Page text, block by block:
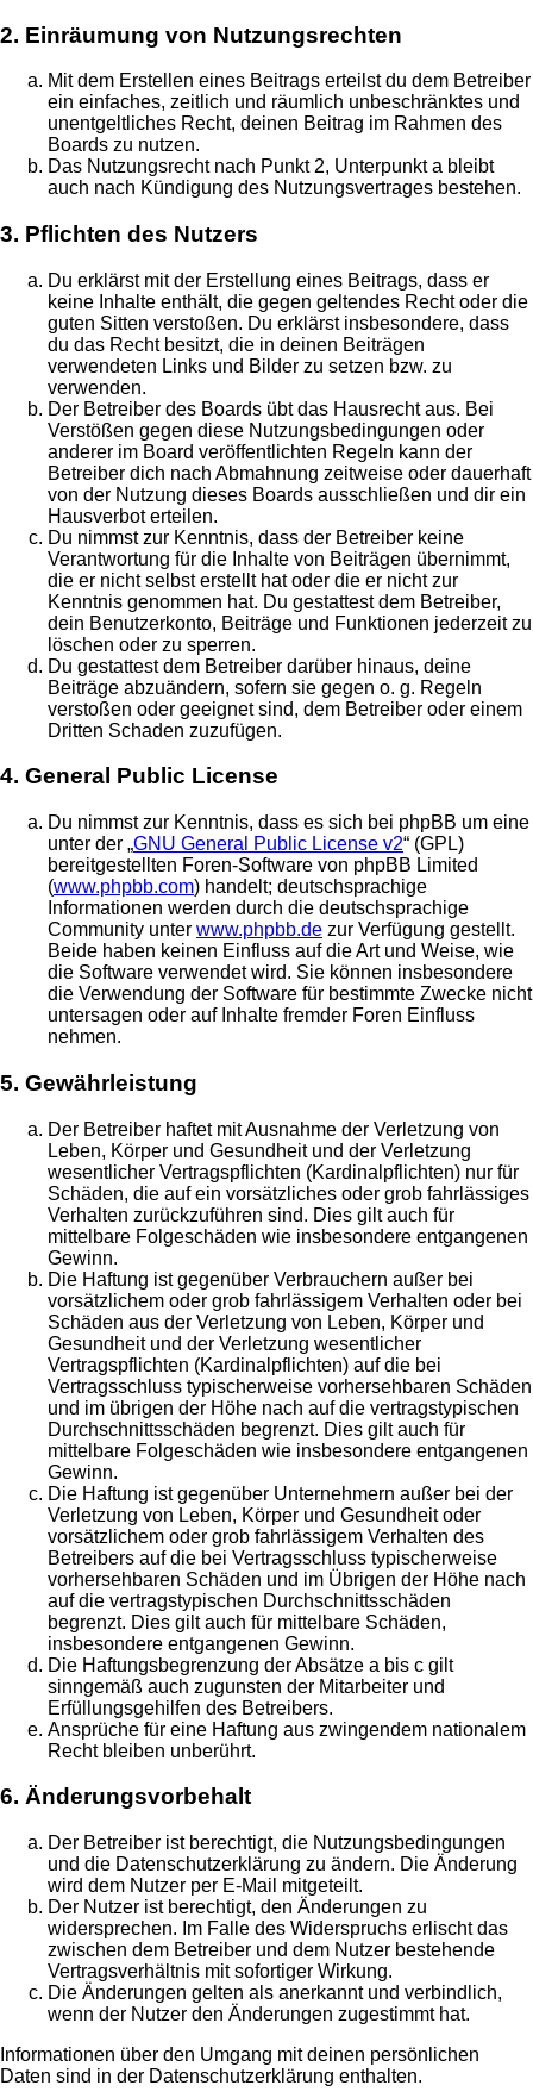
2. Einräumung von Nutzungsrechten
Mit dem Erstellen eines Beitrags erteilst du dem Betreiber
ein einfaches, zeitlich und räumlich unbeschränktes und
unentgeltliches Recht, deinen Beitrag im Rahmen des
Boards zu nutzen.
Das Nutzungsrecht nach Punkt 2, Unterpunkt a bleibt
auch nach Kündigung des Nutzungsvertrages bestehen.
3. Pflichten des Nutzers
Du erklärst mit der Erstellung eines Beitrags, dass er
keine Inhalte enthält, die gegen geltendes Recht oder die
guten Sitten verstoßen. Du erklärst insbesondere, dass
du das Recht besitzt, die in deinen Beiträgen
verwendeten Links und Bilder zu setzen bzw. zu
verwenden.
Der Betreiber des Boards übt das Hausrecht aus. Bei
Verstößen gegen diese Nutzungsbedingungen oder
anderer im Board veröffentlichten Regeln kann der
Betreiber dich nach Abmahnung zeitweise oder dauerhaft
von der Nutzung dieses Boards ausschließen und dir ein
Hausverbot erteilen.
Du nimmst zur Kenntnis, dass der Betreiber keine
Verantwortung für die Inhalte von Beiträgen übernimmt,
die er nicht selbst erstellt hat oder die er nicht zur
Kenntnis genommen hat. Du gestattest dem Betreiber,
dein Benutzerkonto, Beiträge und Funktionen jederzeit zu
löschen oder zu sperren.
Du gestattest dem Betreiber darüber hinaus, deine
Beiträge abzuändern, sofern sie gegen o. g. Regeln
verstoßen oder geeignet sind, dem Betreiber oder einem
Dritten Schaden zuzufügen.
4. General Public License
Du nimmst zur Kenntnis, dass es sich bei phpBB um eine
unter der „GNU General Public License v2“ (GPL)
bereitgestellten Foren-Software von phpBB Limited
(www.phpbb.com) handelt; deutschsprachige
Informationen werden durch die deutschsprachige
Community unter www.phpbb.de zur Verfügung gestellt.
Beide haben keinen Einfluss auf die Art und Weise, wie
die Software verwendet wird. Sie können insbesondere
die Verwendung der Software für bestimmte Zwecke nicht
untersagen oder auf Inhalte fremder Foren Einfluss
nehmen.
5. Gewährleistung
Der Betreiber haftet mit Ausnahme der Verletzung von
Leben, Körper und Gesundheit und der Verletzung
wesentlicher Vertragspflichten (Kardinalpflichten) nur für
Schäden, die auf ein vorsätzliches oder grob fahrlässiges
Verhalten zurückzuführen sind. Dies gilt auch für
mittelbare Folgeschäden wie insbesondere entgangenen
Gewinn.
Die Haftung ist gegenüber Verbrauchern außer bei
vorsätzlichem oder grob fahrlässigem Verhalten oder bei
Schäden aus der Verletzung von Leben, Körper und
Gesundheit und der Verletzung wesentlicher
Vertragspflichten (Kardinalpflichten) auf die bei
Vertragsschluss typischerweise vorhersehbaren Schäden
und im übrigen der Höhe nach auf die vertragstypischen
Durchschnittsschäden begrenzt. Dies gilt auch für
mittelbare Folgeschäden wie insbesondere entgangenen
Gewinn.
Die Haftung ist gegenüber Unternehmern außer bei der
Verletzung von Leben, Körper und Gesundheit oder
vorsätzlichem oder grob fahrlässigem Verhalten des
Betreibers auf die bei Vertragsschluss typischerweise
vorhersehbaren Schäden und im Übrigen der Höhe nach
auf die vertragstypischen Durchschnittsschäden
begrenzt. Dies gilt auch für mittelbare Schäden,
insbesondere entgangenen Gewinn.
Die Haftungsbegrenzung der Absätze a bis c gilt
sinngemäß auch zugunsten der Mitarbeiter und
Erfüllungsgehilfen des Betreibers.
Ansprüche für eine Haftung aus zwingendem nationalem
Recht bleiben unberührt.
6. Änderungsvorbehalt
Der Betreiber ist berechtigt, die Nutzungsbedingungen
und die Datenschutzerklärung zu ändern. Die Änderung
wird dem Nutzer per E-Mail mitgeteilt.
Der Nutzer ist berechtigt, den Änderungen zu
widersprechen. Im Falle des Widerspruchs erlischt das
zwischen dem Betreiber und dem Nutzer bestehende
Vertragsverhältnis mit sofortiger Wirkung.
Die Änderungen gelten als anerkannt und verbindlich,
wenn der Nutzer den Änderungen zugestimmt hat.
Informationen über den Umgang mit deinen persönlichen
Daten sind in der Datenschutzerklärung enthalten.